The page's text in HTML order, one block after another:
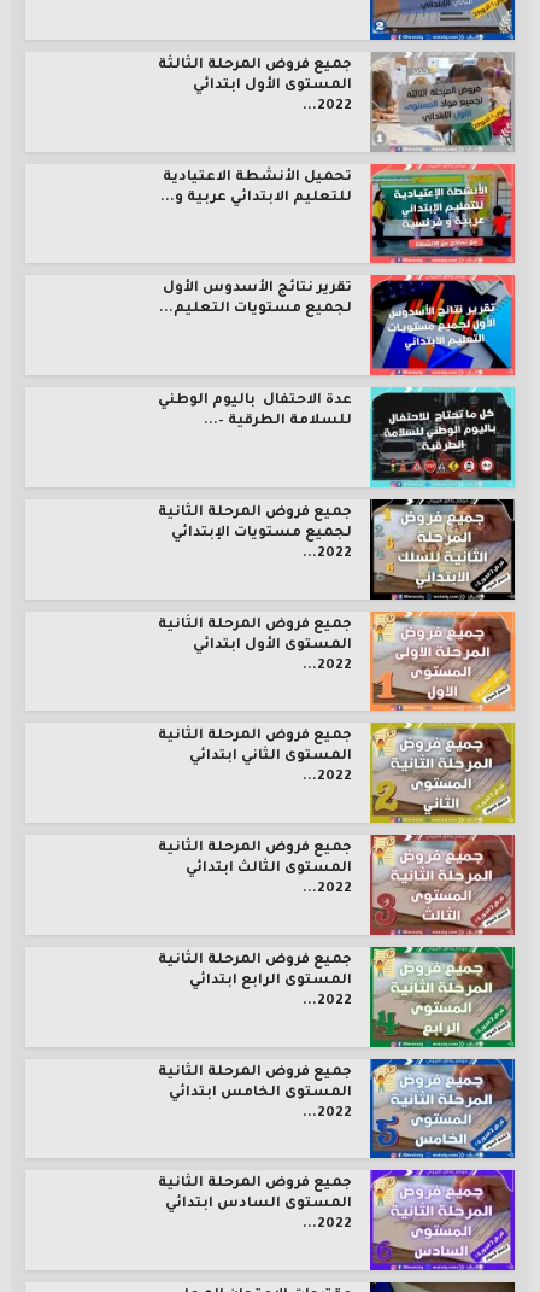
جميع فروض المرحلة الثالثة
المستوى الأول ابتدائي
2022...
تحميل الأنشطة الاعتيادية
للتعليم الابتدائي عربية و...
تقرير نتائج الأسدوس الأول
لجميع مستويات التعليم...
عدة الاحتفال باليوم الوطني
للسلامة الطرقية –...
جميع فروض المرحلة الثانية
لجميع مستويات الإبتدائي
2022...
جميع فروض المرحلة الثانية
المستوى الأول ابتدائي
2022...
جميع فروض المرحلة الثانية
المستوى الثاني ابتدائي
2022...
جميع فروض المرحلة الثانية
المستوى الثالث ابتدائي
2022...
جميع فروض المرحلة الثانية
المستوى الرابع ابتدائي
2022...
جميع فروض المرحلة الثانية
المستوى الخامس ابتدائي
2022...
جميع فروض المرحلة الثانية
المستوى السادس ابتدائي
2022...